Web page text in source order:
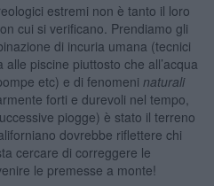
estremi non è tanto il loro
cui si verificano. Prendiamo gli
di incuria umana (tecnici
piscine piuttosto che all’acqua
etc) e di fenomeni naturali
forti e durevoli nel tempo,
piogge) è stato il terreno
dovrebbe riflettere chi
cercare di correggere le
le premesse a monte!